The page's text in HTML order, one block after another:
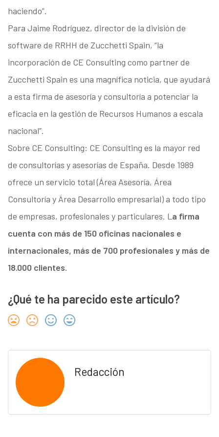
haciendo”.
Para Jaime Rodríguez, director de la división de
software de RRHH de Zucchetti Spain, “la
incorporación de CE Consulting como partner de
Zucchetti Spain es una magnífica noticia, que ayudará
a esta firma de asesoría y consultoría a potenciar la
eficacia en la gestión de Recursos Humanos a escala
nacional”.
Sobre CE Consulting: CE Consulting es la mayor red
de consultorías y asesorías de España. Desde 1989
ofrece un servicio total (Área Asesoría, Área
Consultoría y Área Desarrollo empresarial) a todo tipo
de empresas, profesionales y particulares. La firma
cuenta con más de 150 oficinas nacionales e
internacionales, más de 700 profesionales y más de
18.000 clientes.
¿Qué te ha parecido este artículo?
Redacción